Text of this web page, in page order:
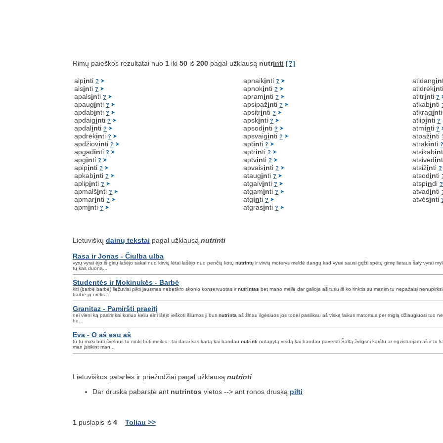
Rimų paieškos rezultatai nuo 1 iki50 iš200 pagal užklausą nutrinti [?]
alpinti?
alsinti?
apalsinti?
apauginti?
apdabinti?
apdaiginti?
apdalinti?
apdrėkinti?
apdžiovinti?
apgadinti?
apginti?
apipinti?
apkabinti?
aplipinti?
apmalšinti?
apmarinti?
apminti?
apnaikinti?
apnokinti?
apraminti?
apsipažinti?
apsitrinti?
apskinti?
apsodinti?
apsvaiginti?
aptinti?
aptrinti?
aptvinti?
apvaisinti?
atauginti?
atgaivinti?
atgaminti?
atginti?
atgrasinti?
atidangin
atidrėkin
atitrinti?
atkabinti
atkragin
atlipinti?
atminti?
atpažinti
atrakinti?
atsikabin
atsivėdin
atsižinti?
atsodinti
atspindi?
atvadinti
atvėsinti
Lietuviškųdainų tekstai pagal užklausąnutrinti
Rasa ir Jonas - Čiulba ulba
vyrų vyrai ėjo iš girių lašėjo sakai nuo kirvių lėtai lašėjo nuo penčių kotųnutrintų ir virvių moterys meldė dangų kad vyrai sausi grįžti spėtų gimę lietaus šaly vyrai
tų kas duoną...
Studentės ir Mokinukės - Barbė
kiti (barbė barbė) liežuviai pikti jausmas nebetikro skonio konservuotas irnutrintas bet mano meilė dar galioja aš turiu iš ko rinktis su manim tu nepažaisi
barbė jų nieks...
Granitaz - Pamiršti praeitį
nei vieni ką pasirinkai kuriuo keliu eini išėjo ieškoti šilumos ji busnutrinta aš žinau ilgėsiuos jos todėl pasilikau aš viską laikus matomus per miglą džiaugiuosi tuo
be...
Eva - O aš esu aš
tu tu moki būti švelnus tu moki būti meilus - tai darai kas kartą kai bandaunutrinti nutapytą veidą kai bandau paversti Šaltą žvilgsnį karštu ar egzistuojam aš ir tu
man įsitikint man...
Lietuviškos patarlės ir priežodžiai pagal užklausąnutrinti
Dar druska pabarstė ant nutrintos vietos --> ant ronos druską pilti
1 puslapis iš4 Toliau >>